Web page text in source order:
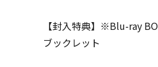
【封入特典】※Blu-ray
ブックレット